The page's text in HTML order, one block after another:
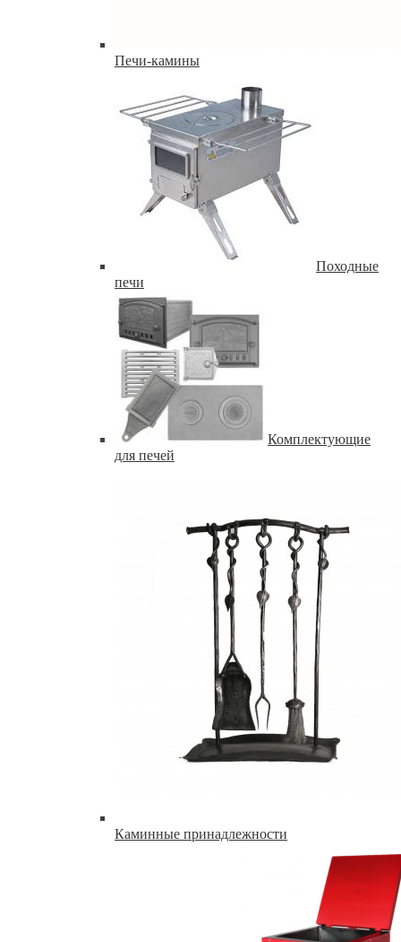
Печи-камины
Походные
печи
Комплектующие
для печей
Каминные принадлежности